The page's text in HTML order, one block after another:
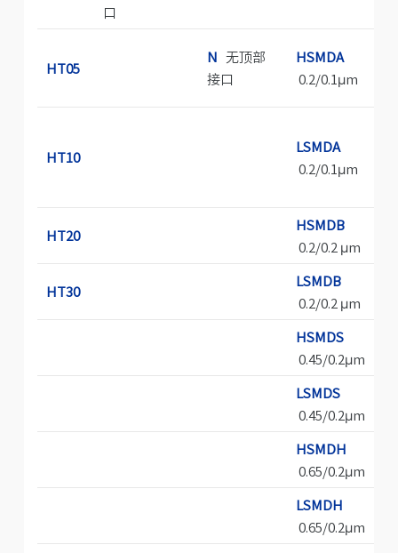
口
HT05
N 无顶部
接口
HSMDA
0.2/0.1μm
HT10
LSMDA
0.2/0.1μm
HT20
HSMDB
0.2/0.2 μm
HT30
LSMDB
0.2/0.2 μm
HSMDS
0.45/0.2μm
LSMDS
0.45/0.2μm
HSMDH
0.65/0.2μm
LSMDH
0.65/0.2μm